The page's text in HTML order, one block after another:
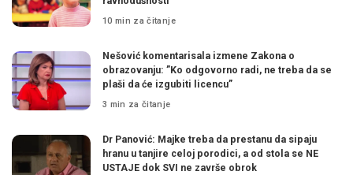
10 min za čitanje
Nešović komentarisala izmene Zakona o
obrazovanju: ”Ko odgovorno radi, ne treba da se
plaši da će izgubiti licencu”
3 min za čitanje
Dr Panović: Majke treba da prestanu da sipaju
hranu u tanjire celoj porodici, a od stola se NE
USTAJE dok SVI ne završe obrok